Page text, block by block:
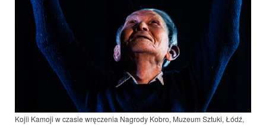
Kojii Kamoji w czasie wręczenia Nagrody Kobro, Muzeum Sztuki, Łódź,